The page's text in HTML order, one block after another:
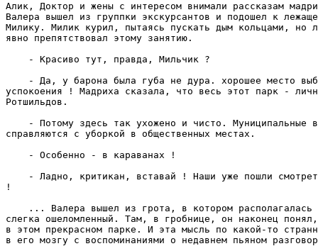
Алик, Доктор и жены с интересом внимали рассказам
Валера вышел из группки экскурсантов и подошел к
Милику. Милик курил, пытаясь пускать дым кольцами, но
явно препятствовал этому занятию.
- Красиво тут, правда, Мильчик ?
- Да, у барона была губа не дура. хорошее место
успокоения ! Мадриха сказала, что весь этот парк -
Ротшильдов.
- Потому здесь так ухожено и чисто. Муниципальные
справляются с уборкой в общественных местах.
- Особенно - в караванах !
- Ладно, критикан, вставай ! Наши уже пошли
!
... Валера вышел из грота, в котором располагалась
слегка ошеломленный. Там, в гробнице, он наконец
в этом прекрасном парке. И эта мысль по какой-то